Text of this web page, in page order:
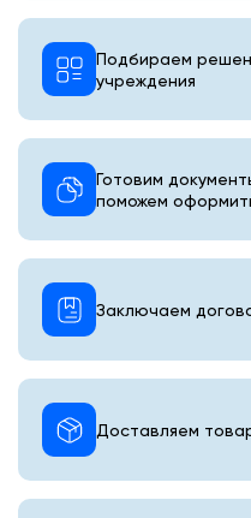
Подбираем
учреждения
Готовим
поможем
Доставляем
Заключаем